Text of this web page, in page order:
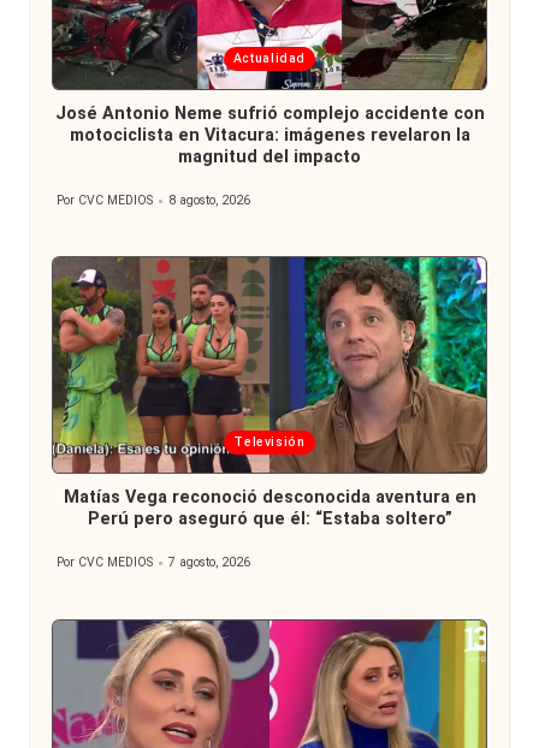
Publicada
en
Actualidad
José Antonio Neme sufrió complejo accidente con
motociclista en Vitacura: imágenes revelaron la
magnitud del impacto
Publicado
Por CVC MEDIOS 8 agosto, 2026
Publicada
en
Televisión
Matías Vega reconoció desconocida aventura en
Perú pero aseguró que él: “Estaba soltero”
Publicado
Por CVC MEDIOS 7 agosto, 2026